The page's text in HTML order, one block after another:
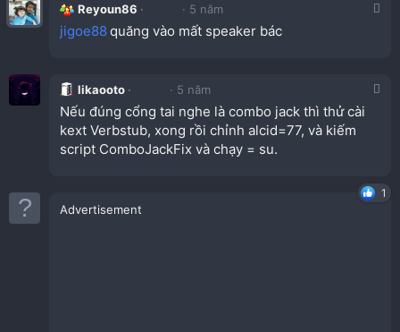
Reyoun86 5 năm
jigoe88quăng vào mất speaker bác
likaooto 5 năm
Nếu đúng cổng tai nghe là combo jack thì thử cài
kext Verbstub, xong rồi chỉnh alcid=77, và kiếm
script ComboJackFix và chạy = su.
1
Advertisement